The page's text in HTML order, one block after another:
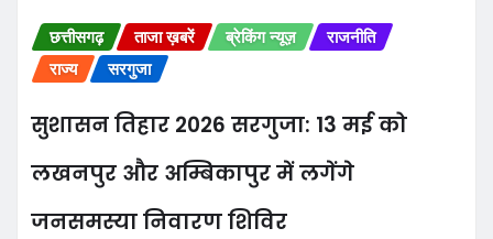
छत्तीसगढ़ ताजा ख़बरें ब्रेकिंग न्यूज़
राजनीति
राज्य
सरगुजा
सुशासन तिहार 2026 सरगुजा: 13 मई को
लखनपुर और अम्बिकापुर में लगेंगे
जनसमस्या निवारण शिविर